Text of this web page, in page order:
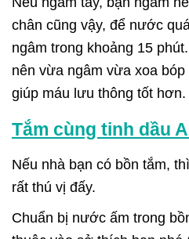
chân cũng vậy, để nước
ngâm trong khoảng 15
nên vừa ngâm vừa xoa
giúp máu lưu thông tốt hơn.
Tắm cùng tinh dầu
Nếu nhà bạn có bồn tắm,
rất thú vị đấy.
Chuẩn bị nước ấm trong